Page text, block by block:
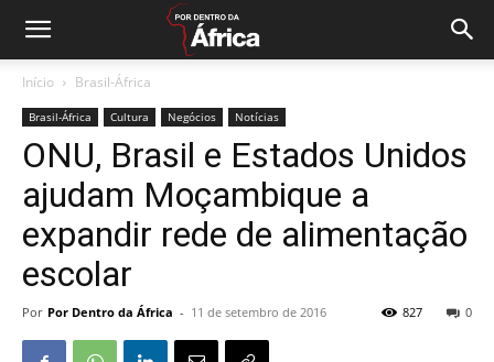
Início Brasil-África
Brasil-África Cultura Negócios Notícias
ONU, Brasil e Estados Unidos
ajudam Moçambique a
expandir rede de alimentação
escolar
Por Por Dentro da África - 11 de setembro de 2016 0
827